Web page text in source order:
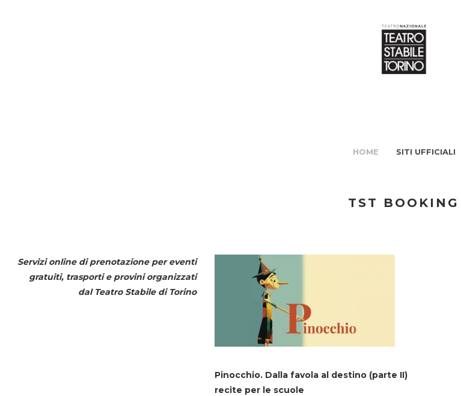
HOME SITI UFFICIALI
TST BOOKING
Servizi online di prenotazione per eventi
gratuiti, trasporti e provini organizzati
dal Teatro Stabile di Torino
Pinocchio. Dalla favola al destino (parte II)
recite per le scuole